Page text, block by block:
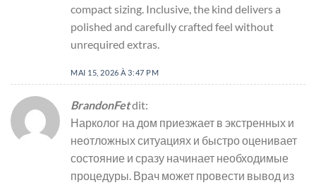
compact sizing. Inclusive, the kind delivers a
polished and carefully crafted feel without
unrequired extras.
MAI 15, 2026 À 3:47 PM
BrandonFetdit:
Нарколог на дом приезжает в экстренных и
неотложных ситуациях и быстро оценивает
состояние и сразу начинает необходимые
процедуры. Врач может провести вывод из